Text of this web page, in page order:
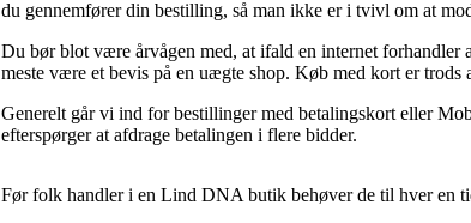
du gennemfører din bestilling, så man ikke er i tvivl om at
Du bør blot være årvågen med, at ifald en internet forhandler
meste være et bevis på en uægte shop. Køb med kort er
Generelt går vi ind for bestillinger med betalingskort eller
efterspørger at afdrage betalingen i flere bidder.
Før folk handler i en Lind DNA butik behøver de til hver en